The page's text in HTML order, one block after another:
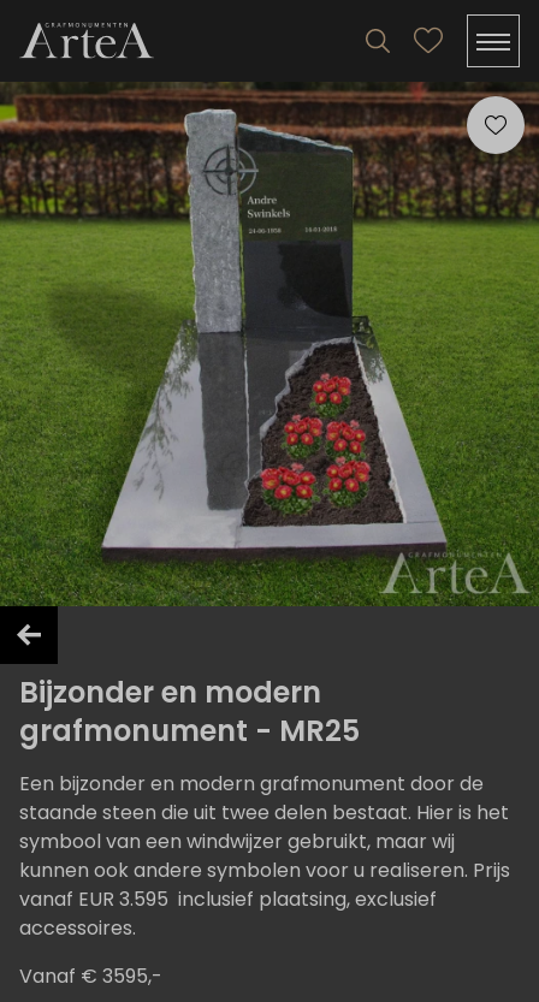
Bijzonder en modern
grafmonument - MR25
Een bijzonder en modern grafmonument door de
staande steen die uit twee delen bestaat. Hier is het
symbool van een windwijzer gebruikt, maar wij
kunnen ook andere symbolen voor u realiseren. Prijs
vanaf EUR 3.595 inclusief plaatsing, exclusief
accessoires.
Vanaf € 3595,-